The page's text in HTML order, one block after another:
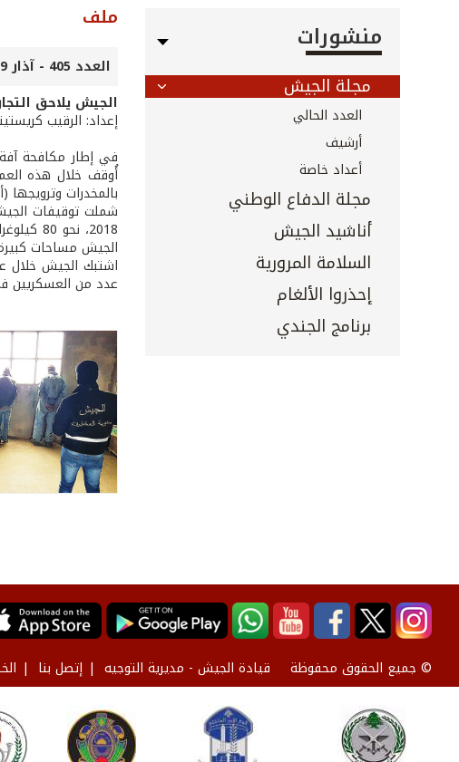
منشورات
مجلة الجيش
العدد الحالي
أرشيف
أعداد خاصة
مجلة الدفاع الوطني
أناشيد الجيش
السلامة المرورية
إحذروا الألغام
برنامج الجندي
ملف
العدد 405 - آذار 2019
الجيش يلاحق
إعداد: الرقيب
بالمخدرات وترويجها (أحدهم
شملت توقيفات
2018،
الجيش مساحات
اشتبك الجيش خلال
عدد من العسكريين
© جميع الحقوق محفوظة قيادة الجيش - مديرية التوجيه إتصل بنا